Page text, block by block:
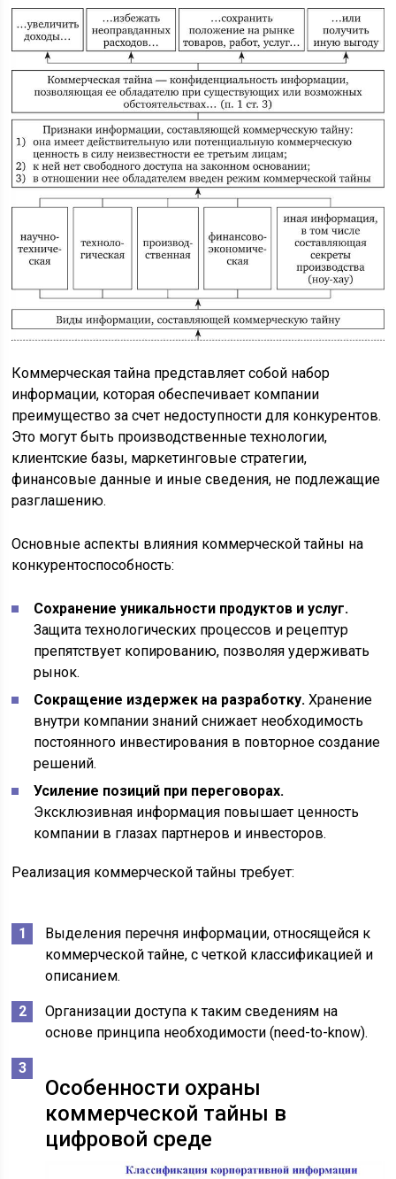
Коммерческая тайна представляет собой набор
информации, которая обеспечивает компании
преимущество за счет недоступности для конкурентов.
Это могут быть производственные технологии,
клиентские базы, маркетинговые стратегии,
финансовые данные и иные сведения, не подлежащие
разглашению.
Основные аспекты влияния коммерческой тайны на
конкурентоспособность:
Сохранение уникальности продуктов и услуг.
Защита технологических процессов и рецептур
препятствует копированию, позволяя удерживать
рынок.
Сокращение издержек на разработку. Хранение
внутри компании знаний снижает необходимость
постоянного инвестирования в повторное создание
решений.
Усиление позиций при переговорах.
Эксклюзивная информация повышает ценность
компании в глазах партнеров и инвесторов.
Реализация коммерческой тайны требует:
Выделения перечня информации, относящейся к
коммерческой тайне, с четкой классификацией и
описанием.
Организации доступа к таким сведениям на
основе принципа необходимости (need-to-know).
Особенности охраны
коммерческой тайны в
цифровой среде